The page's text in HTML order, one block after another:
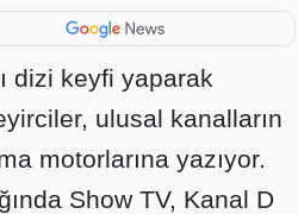
dizi keyfi yaparak
ulusal kanalların
motorlarına yazıyor.
Show TV, Kanal D